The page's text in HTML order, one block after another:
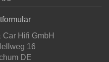
Car Hifi GmbH
16
DE